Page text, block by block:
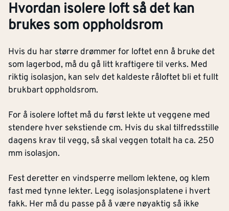
Hvordan isolere loft så det kan
brukes som oppholdsrom
Hvis du har større drømmer for loftet enn å bruke det
som lagerbod, må du gå litt kraftigere til verks. Med
riktig isolasjon, kan selv det kaldeste råloftet bli et fullt
brukbart oppholdsrom.
For å isolere loftet må du først lekte ut veggene med
stendere hver sekstiende cm. Hvis du skal tilfredsstille
dagens krav til vegg, så skal veggen totalt ha ca. 250
mm isolasjon.
Fest deretter en vindsperre mellom lektene, og klem
fast med tynne lekter. Legg isolasjonsplatene i hvert
fakk. Her må du passe på å være nøyaktig så ikke